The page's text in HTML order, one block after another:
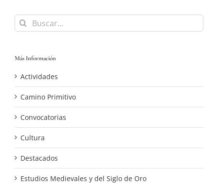
Buscar:
Más Información
Actividades
Camino Primitivo
Convocatorias
Cultura
Destacados
Estudios Medievales y del Siglo de Oro